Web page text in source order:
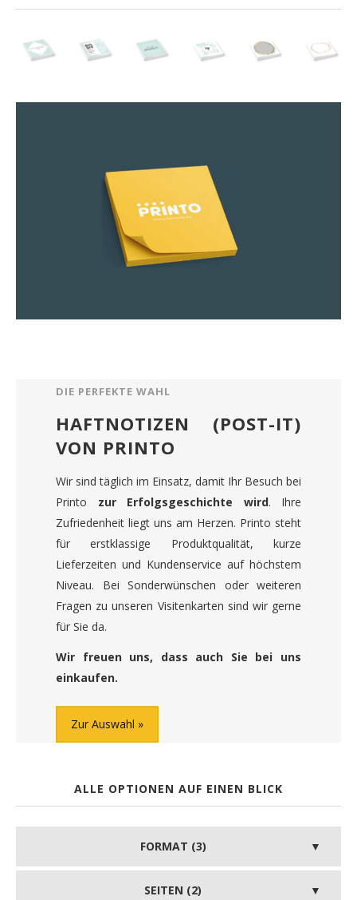
DIE PERFEKTE WAHL
HAFTNOTIZEN (POST-IT)
VON PRINTO
Wir sind täglich im Einsatz, damit Ihr Besuch bei
Printo zur Erfolgsgeschichte wird. Ihre
Zufriedenheit liegt uns am Herzen. Printo steht
für erstklassige Produktqualität, kurze
Lieferzeiten und Kundenservice auf höchstem
Niveau. Bei Sonderwünschen oder weiteren
Fragen zu unseren Visitenkarten sind wir gerne
für Sie da.
Wir freuen uns, dass auch Sie bei uns
einkaufen.
Zur Auswahl
ALLE OPTIONEN AUF EINEN BLICK
FORMAT (3)
SEITEN (2)